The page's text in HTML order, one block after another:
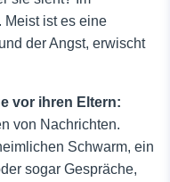
Meist ist es eine
der Angst, erwischt
vor ihren Eltern:
von Nachrichten.
Schwarm, ein
sogar Gespräche,